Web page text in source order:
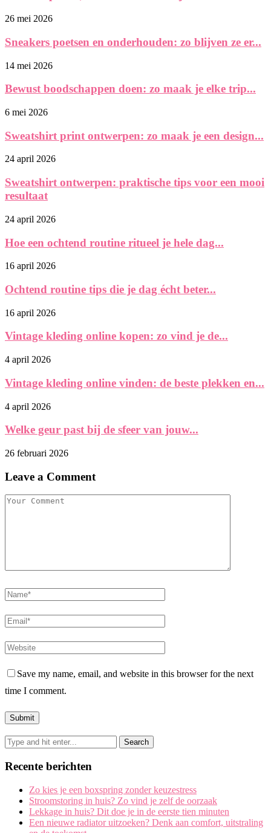
26 mei 2026
Sneakers poetsen en onderhouden: zo blijven ze er...
14 mei 2026
Bewust boodschappen doen: zo maak je elke trip...
6 mei 2026
Sweatshirt print ontwerpen: zo maak je een design...
24 april 2026
Sweatshirt ontwerpen: praktische tips voor een mooi
resultaat
24 april 2026
Hoe een ochtend routine ritueel je hele dag...
16 april 2026
Ochtend routine tips die je dag écht beter...
16 april 2026
Vintage kleding online kopen: zo vind je de...
4 april 2026
Vintage kleding online vinden: de beste plekken en...
4 april 2026
Welke geur past bij de sfeer van jouw...
26 februari 2026
Leave a Comment
Save my name, email, and website in this browser for the next
time I comment.
Recente berichten
Zo kies je een boxspring zonder keuzestress
Stroomstoring in huis? Zo vind je zelf de oorzaak
Lekkage in huis? Dit doe je in de eerste tien minuten
Een nieuwe radiator uitzoeken? Denk aan comfort, uitstraling